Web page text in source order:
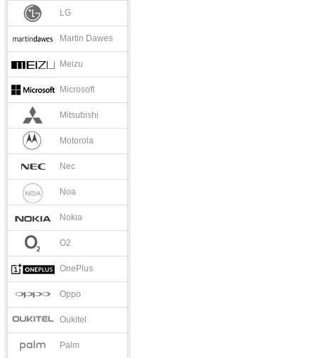
LG
Martin Dawes
Meizu
Microsoft
Mitsubishi
Motorola
Nec
Noa
Nokia
O2
OnePlus
Oppo
Oukitel
Palm